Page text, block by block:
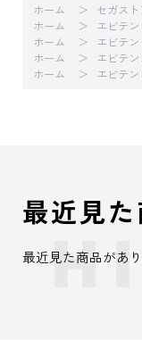
ホーム セガスト
ホーム
エビテ
ホーム
エビテ
ホーム
エビテ
ホーム
エビテ
最近見た
最近見た商品があり